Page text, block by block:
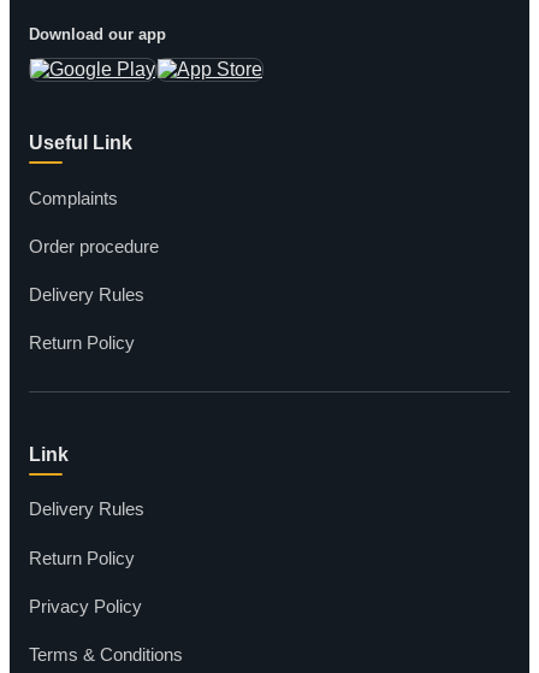
Download our app
Useful Link
Complaints
Order procedure
Delivery Rules
Return Policy
Link
Delivery Rules
Return Policy
Privacy Policy
Terms & Conditions